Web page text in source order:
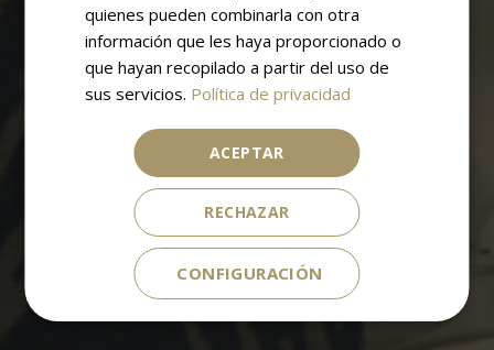
quienes pueden combinarla con otra
información que les haya proporcionado o
que hayan recopilado a partir del uso de
sus servicios. Política de privacidad
ACEPTAR
RECHAZAR
CONFIGURACIÓN